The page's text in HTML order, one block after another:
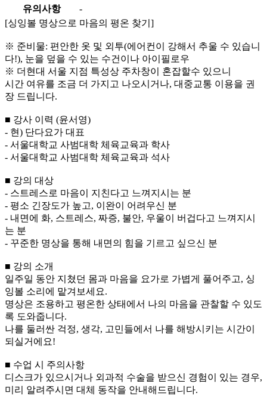
유의사항
-
[싱잉볼 명상으로 마음의 평온 찾기]
※ 준비물: 편안한 옷 및 외투(에어컨이 강해서 추울 수 있습니
다!), 눈을 덮을 수 있는 수건이나 아이필로우
※ 더현대 서울 지점 특성상 주차창이 혼잡할수 있으니
시간 여유를 조금 더 가지고 나오시거나, 대중교통 이용을 권
장 드립니다.
■ 강사 이력 (윤서영)
- 현) 단다요가 대표
- 서울대학교 사범대학 체육교육과 학사
- 서울대학교 사범대학 체육교육과 석사
■ 강의 대상
- 스트레스로 마음이 지친다고 느껴지시는 분
- 평소 긴장도가 높고, 이완이 어려우신 분
- 내면에 화, 스트레스, 짜증, 불안, 우울이 버겁다고 느껴지시
는 분
- 꾸준한 명상을 통해 내면의 힘을 기르고 싶으신 분
■ 강의 소개
일주일 동안 지쳤던 몸과 마음을 요가로 가볍게 풀어주고, 싱
잉볼 소리에 맡겨보세요.
명상은 조용하고 평온한 상태에서 나의 마음을 관찰할 수 있도
록 도와줍니다.
나를 둘러싼 걱정, 생각, 고민들에서 나를 해방시키는 시간이
되실거에요!
■ 수업 시 주의사항
디스크가 있으시거나 외과적 수술을 받으신 경험이 있는 경우,
미리 알려주시면 대체 동작을 안내해드립니다.